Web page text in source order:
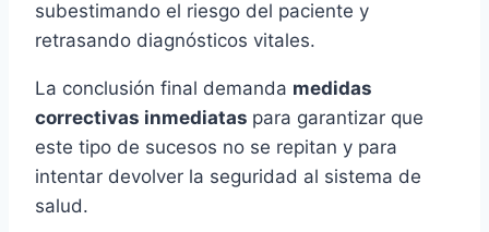
subestimando el riesgo del paciente y
retrasando diagnósticos vitales.
La conclusión final demanda medidas
correctivas inmediatas para garantizar que
este tipo de sucesos no se repitan y para
intentar devolver la seguridad al sistema de
salud.